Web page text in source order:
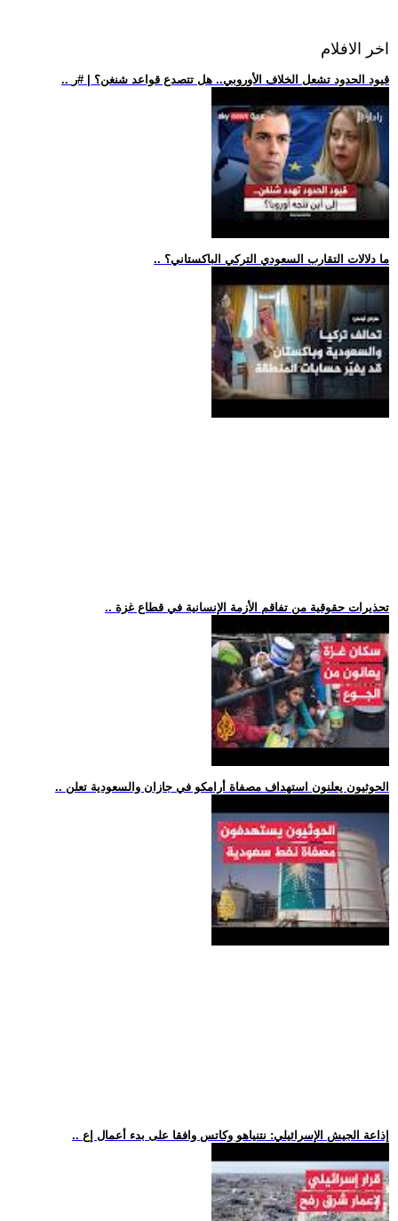
اخر الافلام
.. قيود الحدود تشعل الخلاف الأوروبي.. هل تتصدع قواعد شنغن؟ | #ر
.. ما دلالات التقارب السعودي التركي الباكستاني؟
.. تحذيرات حقوقية من تفاقم الأزمة الإنسانية في قطاع غزة
.. الحوثيون يعلنون استهداف مصفاة أرامكو في جازان والسعودية تعلن
.. إذاعة الجيش الإسرائيلي: نتنياهو وكاتس وافقا على بدء أعمال إع